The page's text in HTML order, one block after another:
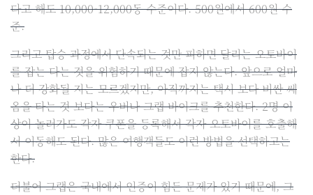
다고 해도 10,000-12,000동 수준이다. 500원에서 600원 수
준.
그리고 탑승 과정에서 단속되는 것만 피하면 달리는 오토바이
를 잡는 다는 것을 위험하기 때문에 잡지 않는다. 앞으로 얼마
나 더 강화될 지는 모르겠지만, 아직까지는 택시 보다 비싼 쎄
옴을 타는 것 보다는 우버나 그랩 바이크를 추천한다. 2명 이
상이 놀러가도 각자 쿠폰을 등록해서 각자 오토바이를 호출해
서 이동해도 된다. 많은 여행객들도 이런 방법을 선택하고는
한다.
더불어 그랩은 국내에서 인증이 힘든 문제가 있기 때문에, 그